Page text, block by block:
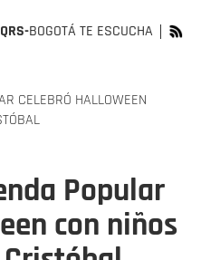
BOGOTÁ TE ESCUCHA
CELEBRÓ HALLOWEEN
Popular
con niños